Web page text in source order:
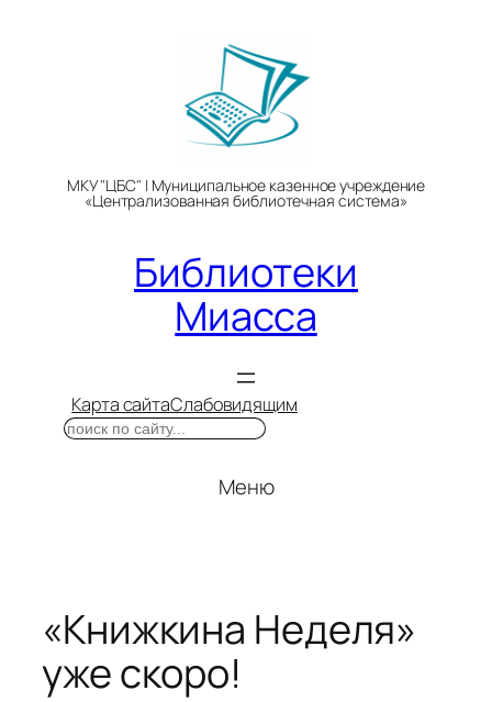
МКУ "ЦБС" | Муниципальное казенное учреждение
«Централизованная библиотечная система»
Библиотеки
Миасса
Карта сайтаСлабовидящим
Поиск
Меню
«Книжкина Неделя»
уже скоро!